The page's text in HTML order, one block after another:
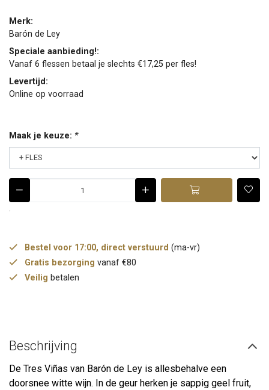
Merk:
Barón de Ley
Speciale aanbieding!:
Vanaf 6 flessen betaal je slechts €17,25 per fles!
Levertijd:
Online op voorraad
Maak je keuze: *
.
Bestel voor 17:00, direct verstuurd (ma-vr)
Gratis bezorging vanaf €80
Veilig betalen
Beschrijving
De Tres Viñas van Barón de Ley is allesbehalve een
doorsnee witte wijn. In de geur herken je sappig geel fruit,